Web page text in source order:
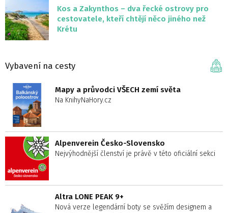
Kos a Zakynthos – dva řecké ostrovy pro
cestovatele, kteří chtějí něco jiného než
Krétu
Vybavení na cesty
Mapy a průvodci VŠECH zemí světa
Na KnihyNaHory.cz
Alpenverein Česko-Slovensko
Nejvýhodnější členství je právě v této oficiální sekci
Altra LONE PEAK 9+
Nová verze legendární boty se svěžím designem a